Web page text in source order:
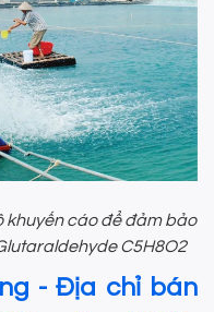
khuyến cáo để đảm bảo
C5H8O2
- Địa chỉ bán